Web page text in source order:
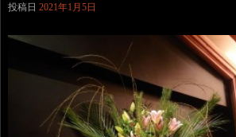
投稿日 2021年1月5日